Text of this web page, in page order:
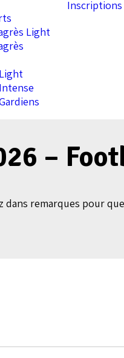
Light
Inscriptions
–
remarques pour